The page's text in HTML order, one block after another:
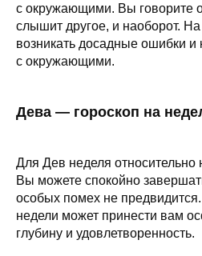
с окружающими. Вы говорите
слышит другое, и наоборот. На
возникать досадные ошибки и
с окружающими.
Дева — гороскоп на
Для Дев неделя относительно
Вы можете спокойно
особых помех не
недели может принести вам
глубину и удовлетворенность.